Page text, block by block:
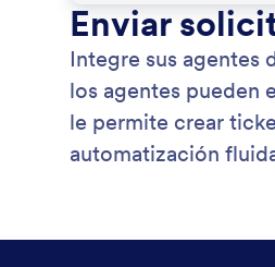
Enviar
Integre sus agentes
los agentes pueden
le permite crear
automatización